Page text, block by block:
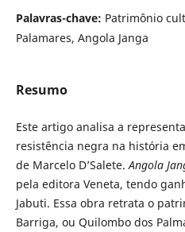
Palavras-chave: Patrimônio
Palamares, Angola Janga
Resumo
Este artigo analisa a
resistência negra na história
de Marcelo D’Salete.Angola
pela editora Veneta, tendo
Jabuti. Essa obra retrata o
Barriga, ou Quilombo dos